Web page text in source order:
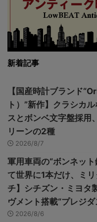
新着記事
【国産時計ブランド
ト）”新作】クラシカ
スとボンベ文字盤採用
リーンの2種
2026/8/7
軍用車両の“ボンネッ
て世界に1本だけ、ミ
チ】シチズン・ミヨタ
ヴメント搭載“プレジ
2026/8/6